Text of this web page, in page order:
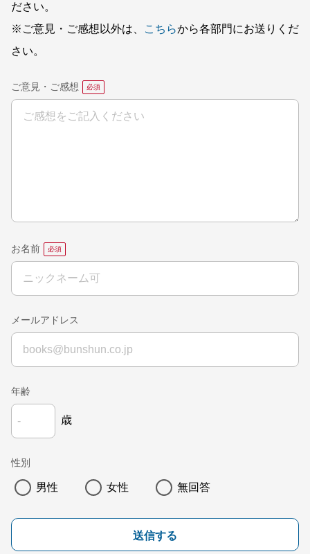
ださい。
※ご意見・ご感想以外は、
こちらから各部門にお送りくだ
さい。
ご意見・ご感想
お名前
メールアドレス
年齢
歳
性別
男性 女性 無回答
送信する